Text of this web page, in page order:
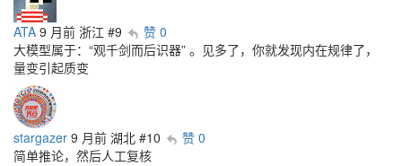
ATA 9 月前 浙江 #9
赞 0
大模型属于：“观千剑而后识器” 。见多了，你就发现内在规律了，
量变引起质变
stargazer 9 月前 湖北 #10
赞 0
简单推论，然后人工复核